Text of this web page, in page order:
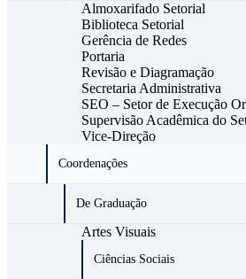
Almoxarifado Setorial
Biblioteca Setorial
Gerência de Redes
Portaria
Revisão e Diagramação
Secretaria Administrativa
SEO – Setor de Execução
Supervisão Acadêmica do
Vice-Direção
Coordenações
De Graduação
Artes Visuais
Ciências Sociais